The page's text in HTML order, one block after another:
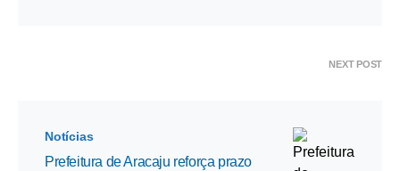
NEXT POST
Notícias
Prefeitura de Aracaju reforça prazo